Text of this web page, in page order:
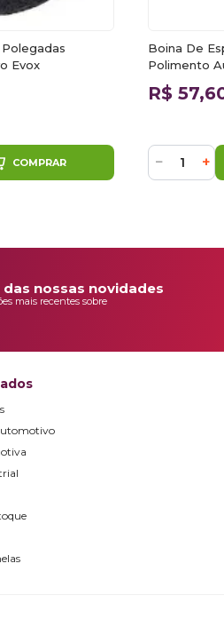
Evox
COMPRAR
Boina De
Polimento
R$
− +
nossas novidades
mais recentes sobre